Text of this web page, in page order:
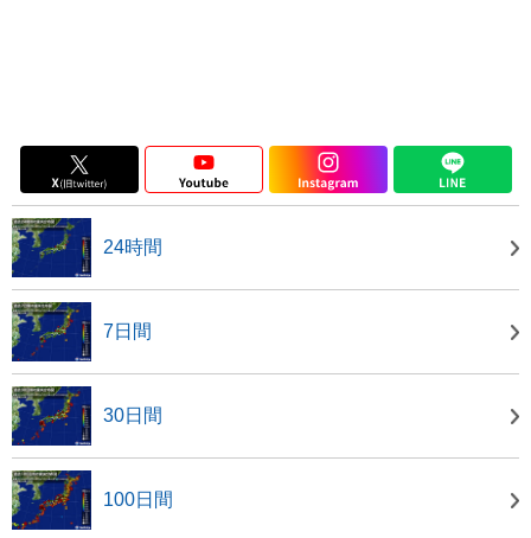
24時間
7日間
30日間
100日間